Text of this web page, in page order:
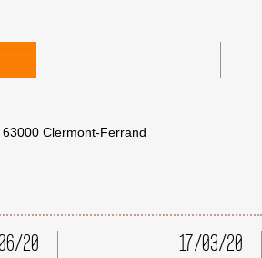
63000 Clermont-Ferrand
20 17/03/20